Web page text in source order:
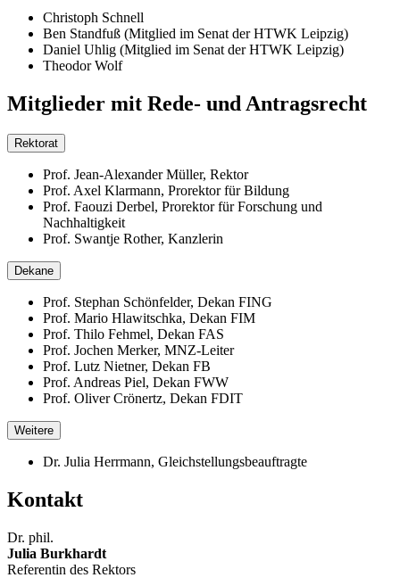
Christoph Schnell
Ben Standfuß (Mitglied im Senat der HTWK Leipzig)
Daniel Uhlig (Mitglied im Senat der HTWK Leipzig)
Theodor Wolf
Mitglieder mit Rede- und Antragsrecht
Rektorat
Prof. Jean-Alexander Müller, Rektor
Prof. Axel Klarmann, Prorektor für Bildung
Prof. Faouzi Derbel, Prorektor für Forschung und
Nachhaltigkeit
Prof. Swantje Rother, Kanzlerin
Dekane
Prof. Stephan Schönfelder, Dekan FING
Prof. Mario Hlawitschka, Dekan FIM
Prof. Thilo Fehmel, Dekan FAS
Prof. Jochen Merker, MNZ-Leiter
Prof. Lutz Nietner, Dekan FB
Prof. Andreas Piel, Dekan FWW
Prof. Oliver Crönertz, Dekan FDIT
Weitere
Dr. Julia Herrmann, Gleichstellungsbeauftragte
Kontakt
Dr. phil.
Julia Burkhardt
Referentin des Rektors